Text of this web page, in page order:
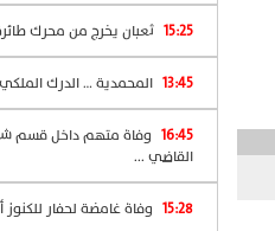
15:25 ثعبان يخرج من محرك
13:45 المحمدية … الدرك
16:45 وفاة متهم داخل قسم
القاضي ...
15:28 وفاة غامضة لحفار للكنوز